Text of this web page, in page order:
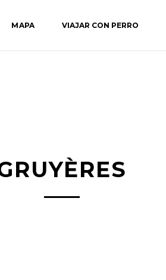
MAPA VIAJAR CON PERRO